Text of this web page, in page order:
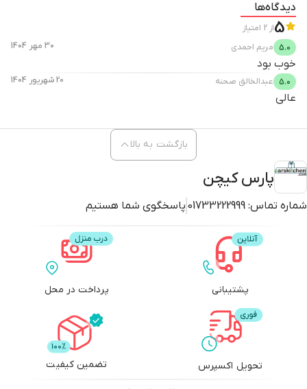
دیدگاه‌ها
5از2 امتیاز
5.0 مریم احمدی 30 مهر 1404
خوب بود
5.0 عبدالخالق صحنه 20 شهریور 1404
عالی
پارس کیچن
شماره تماس: 01733222999 پاسخگوی شما هستیم
بازگشت به بالا
پشتیبانی پرداخت در محل
تحویل اکسپرس تضمین کیفیت